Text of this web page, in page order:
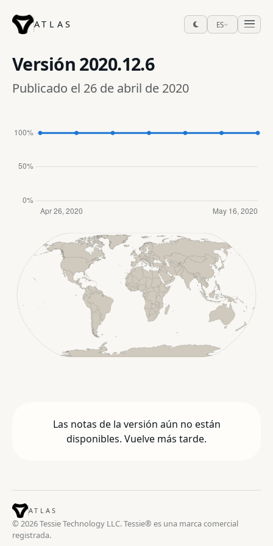
ATLAS ES
Versión 2020.12.6
Publicado el 26 de abril de 2020
Las notas de la versión aún no están
disponibles. Vuelve más tarde.
ATLAS
© 2026 Tessie Technology LLC. Tessie® es una marca comercial
registrada.